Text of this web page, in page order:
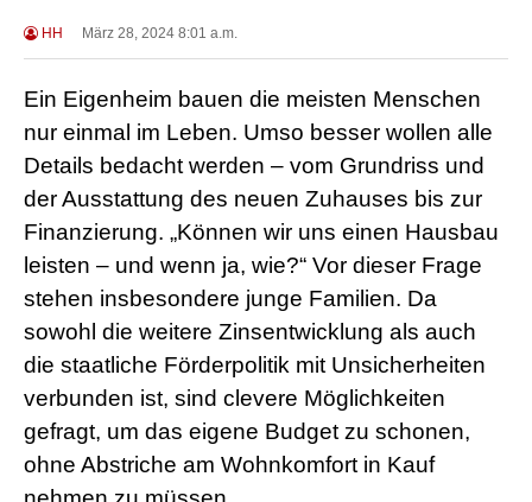
HH März 28, 2024 8:01 a.m.
Ein Eigenheim bauen die meisten Menschen
nur einmal im Leben. Umso besser wollen alle
Details bedacht werden – vom Grundriss und
der Ausstattung des neuen Zuhauses bis zur
Finanzierung. „Können wir uns einen Hausbau
leisten – und wenn ja, wie?“ Vor dieser Frage
stehen insbesondere junge Familien. Da
sowohl die weitere Zinsentwicklung als auch
die staatliche Förderpolitik mit Unsicherheiten
verbunden ist, sind clevere Möglichkeiten
gefragt, um das eigene Budget zu schonen,
ohne Abstriche am Wohnkomfort in Kauf